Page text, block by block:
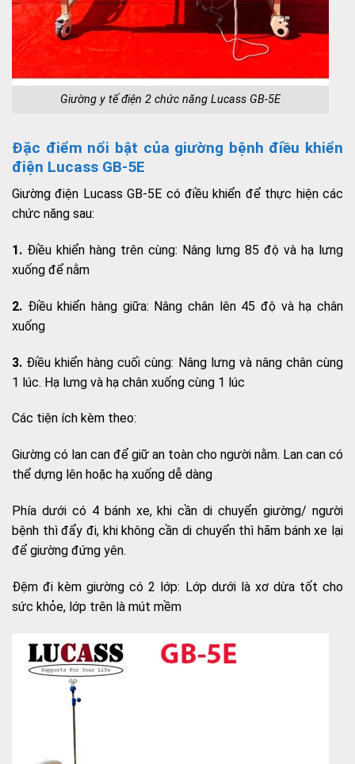
Giường y tế điện 2 chức năng Lucass GB-5E
Đặc điểm nổi bật của giường bệnh điều khiển
điện Lucass GB-5E
Giường điện Lucass GB-5E có điều khiển để thực hiện các
chức năng sau:
1. Điều khiển hàng trên cùng: Nâng lưng 85 độ và hạ lưng
xuống để nằm
2. Điều khiển hàng giữa: Nâng chân lên 45 độ và hạ chân
xuống
3. Điều khiển hàng cuối cùng: Nâng lưng và nâng chân cùng
1 lúc. Hạ lưng và hạ chân xuống cùng 1 lúc
Các tiện ích kèm theo:
Giường có lan can để giữ an toàn cho người nằm. Lan can có
thể dựng lên hoặc hạ xuống dễ dàng
Phía dưới có 4 bánh xe, khi cần di chuyển giường/ người
bệnh thì đẩy đi, khi không cần di chuyển thì hãm bánh xe lại
để giường đứng yên.
Đệm đi kèm giường có 2 lớp: Lớp dưới là xơ dừa tốt cho
sức khỏe, lớp trên là mút mềm